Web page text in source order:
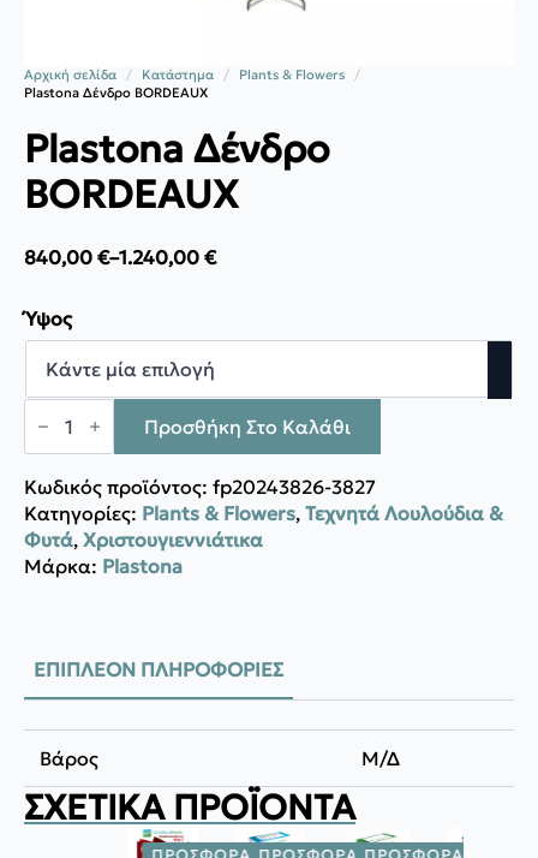
Αρχική σελίδα Κατάστημα
Plants & Flowers
Plastona Δένδρο BORDEAUX
Plastona Δένδρο
BORDEAUX
840,00 €–1.240,00 €
Price
840,00 €
through
1.240,00 €
Ύψος
Plastona
Δένδρο
BORDEAUX
Προσθήκη Στο Καλάθι
Κωδικός προϊόντος: fp20243826-3827
Κατηγορίες: Plants & Flowers, Τεχνητά Λουλούδια &
Φυτά, Χριστουγιεννιάτικα
Μάρκα: Plastona
ΕΠΙΠΛΈΟΝ ΠΛΗΡΟΦΟΡΊΕΣ
Βάρος Μ/Δ
ΣΧΕΤΙΚΆ ΠΡΟΪΌΝΤΑ